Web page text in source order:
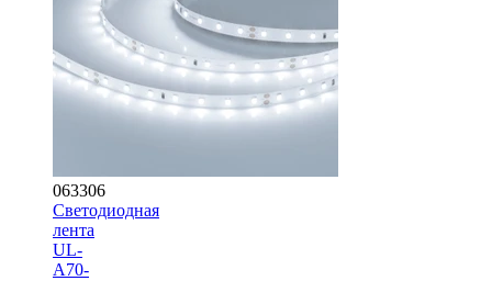
063306
Светодиодная
лента
UL-
A70-